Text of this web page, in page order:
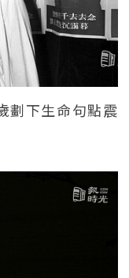
劃下生命句點震